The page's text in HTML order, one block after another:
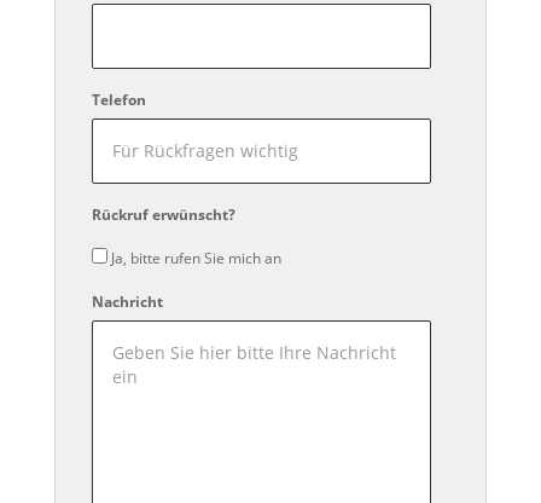
Telefon
Rückruf erwünscht?
Ja, bitte rufen Sie mich an
Nachricht